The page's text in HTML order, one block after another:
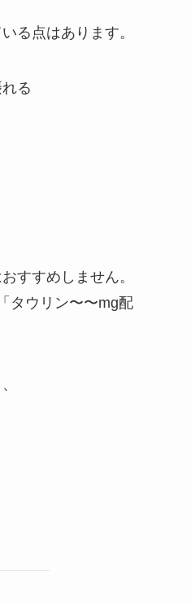
る点はあります。
る
すすめしません。
タウリン〜〜mg配